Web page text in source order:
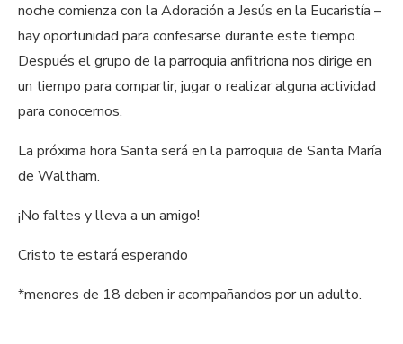
noche comienza con la Adoración a Jesús en la Eucaristía –
hay oportunidad para confesarse durante este tiempo.
Después el grupo de la parroquia anfitriona nos dirige en
un tiempo para compartir, jugar o realizar alguna actividad
para conocernos.
La próxima hora Santa será en la parroquia de Santa María
de Waltham.
¡No faltes y lleva a un amigo!
Cristo te estará esperando
*menores de 18 deben ir acompañandos por un adulto.